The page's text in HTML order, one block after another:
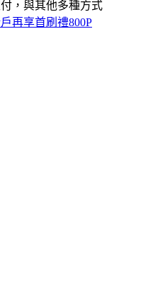
，與其他多種方式
再享首刷禮800P